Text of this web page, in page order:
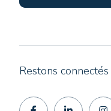
Restons connectés